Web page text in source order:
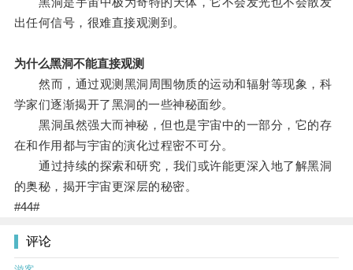
出任何信号，很难直接观测到。
为什么黑洞不能直接观测
然而，通过观测黑洞周围物质的运动和辐射等现象，科
学家们逐渐揭开了黑洞的一些神秘面纱。
黑洞虽然强大而神秘，但也是宇宙中的一部分，它的存
在和作用都与宇宙的演化过程密不可分。
通过持续的探索和研究，我们或许能更深入地了解黑洞
的奥秘，揭开宇宙更深层的秘密。
#44#
评论